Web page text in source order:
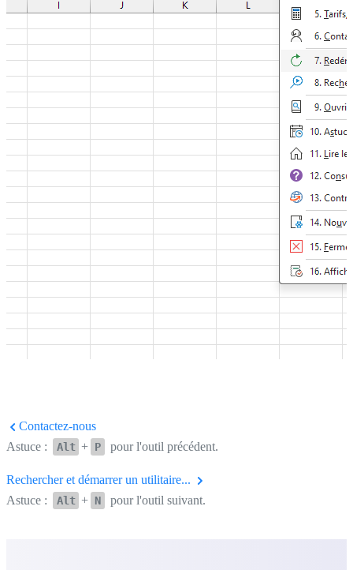
Contactez-nous
Astuce :
Alt + P pour l'outil précédent.
Rechercher et démarrer un utilitaire...
Astuce :
Alt + N pour l'outil suivant.